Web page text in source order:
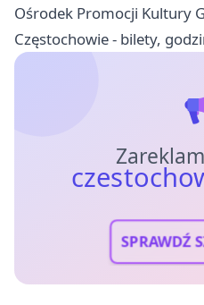
Ośrodek Promocji Kultury
Częstochowie - bilety,
SPRAWDŹ